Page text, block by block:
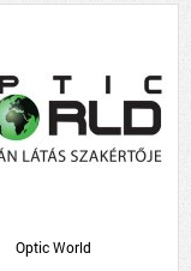
Optic World